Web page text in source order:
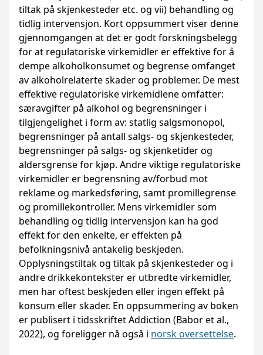
tiltak på skjenkesteder etc. og vii) behandling og
tidlig intervensjon. Kort oppsummert viser denne
gjennomgangen at det er godt forskningsbelegg
for at regulatoriske virkemidler er effektive for å
dempe alkoholkonsumet og begrense omfanget
av alkoholrelaterte skader og problemer. De mest
effektive regulatoriske virkemidlene omfatter:
særavgifter på alkohol og begrensninger i
tilgjengelighet i form av: statlig salgsmonopol,
begrensninger på antall salgs- og skjenkesteder,
begrensninger på salgs- og skjenketider og
aldersgrense for kjøp. Andre viktige regulatoriske
virkemidler er begrensning av/forbud mot
reklame og markedsføring, samt promillegrense
og promillekontroller. Mens virkemidler som
behandling og tidlig intervensjon kan ha god
effekt for den enkelte, er effekten på
befolkningsnivå antakelig beskjeden.
Opplysningstiltak og tiltak på skjenkesteder og i
andre drikkekontekster er utbredte virkemidler,
men har oftest beskjeden eller ingen effekt på
konsum eller skader. En oppsummering av boken
er publisert i tidsskriftet Addiction (Babor et al.,
2022), og foreligger nå også i norsk oversettelse.